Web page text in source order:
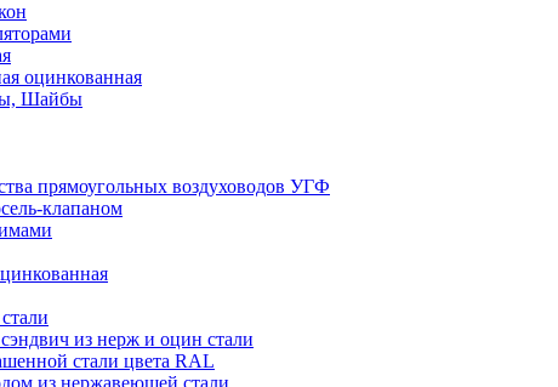
оцинкованная
Шайбы
прямоугольных воздуховодов УГФ
клапаном
из нерж и оцин стали
стали цвета RAL
из нержавеющей стали